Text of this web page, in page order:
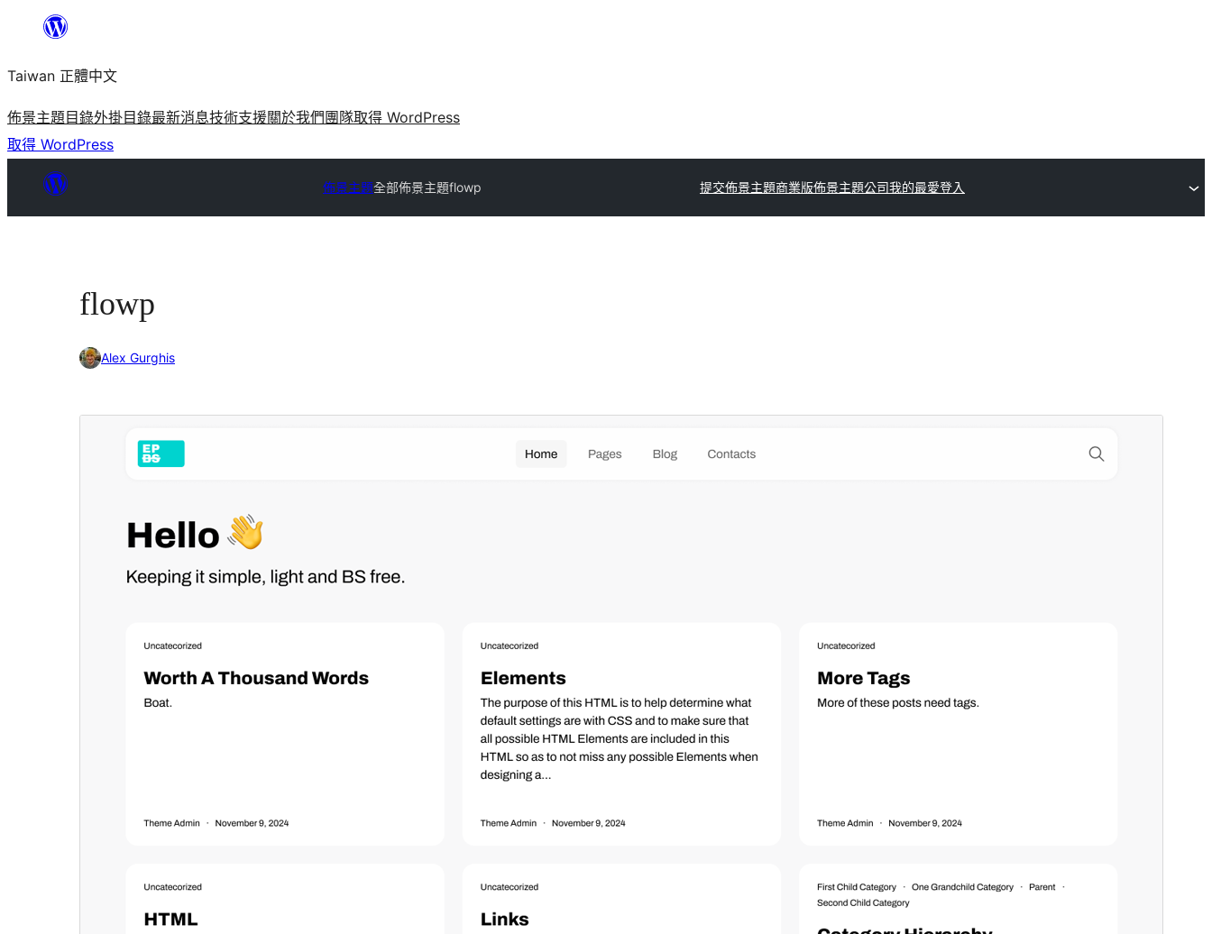
主
要
內
容
Taiwan 正體中文
佈景主題目錄外掛目錄最新消息技術支援關於我們 團隊取得 WordPress
取得 WordPress
佈景主題全部佈景主題flowp 提交佈景主題商業版佈景主題公司我的最愛登入
flowp
Alex Gurghis
1.0.7